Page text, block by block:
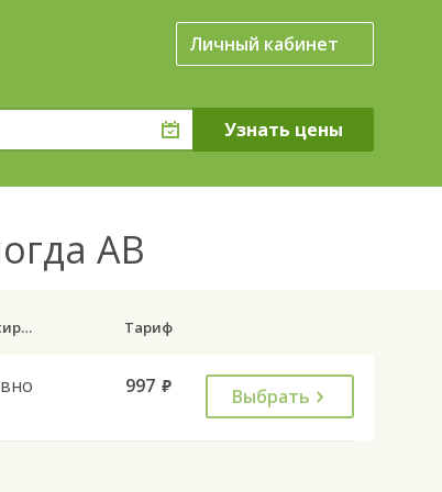
Личный кабинет
АВ
Дни курсирования Тариф
997 руб. Выбрать